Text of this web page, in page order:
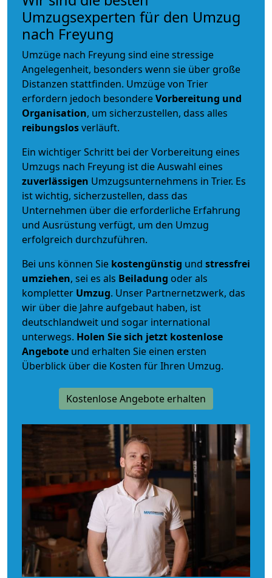
Umzugsexperten für den Umzug
nach Freyung
Umzüge nach Freyung sind eine stressige
Angelegenheit, besonders wenn sie über große
Distanzen stattfinden. Umzüge von Trier
erfordern jedoch besondereVorbereitung und
Organisation, um sicherzustellen, dass alles
reibungslosverläuft.
Ein wichtiger Schritt bei der Vorbereitung eines
Umzugs nach Freyung ist die Auswahl eines
zuverlässigen Umzugsunternehmens in Trier. Es
ist wichtig, sicherzustellen, dass das
Unternehmen über die erforderliche Erfahrung
und Ausrüstung verfügt, um den Umzug
erfolgreich durchzuführen.
Bei uns können Sie kostengünstig und stressfrei
umziehen, sei es als Beiladung oder als
kompletter Umzug. Unser Partnernetzwerk, das
wir über die Jahre aufgebaut haben, ist
deutschlandweit und sogar international
unterwegs. Holen Sie sich jetzt kostenlose
Angebote und erhalten Sie einen ersten
Überblick über die Kosten für Ihren Umzug.
Kostenlose Angebote erhalten